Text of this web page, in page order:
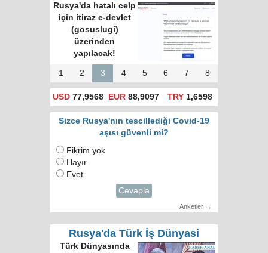
Rusya'da hatalı celp
için itiraz e-devlet
(gosuslugi)
üzerinden
yapılacak!
1 2 3 4 5 6 7 8
USD 77,9568 EUR 88,9097 TRY1,6598
Sizce Rusya'nın tescillediği Covid-19
aşısı güvenli mi?
Fikrim yok
Hayır
Evet
Cevapla
Anketler →
Rusya'da Türk İş Dünyasi
Türk Dünyasında